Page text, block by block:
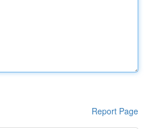
Report Page